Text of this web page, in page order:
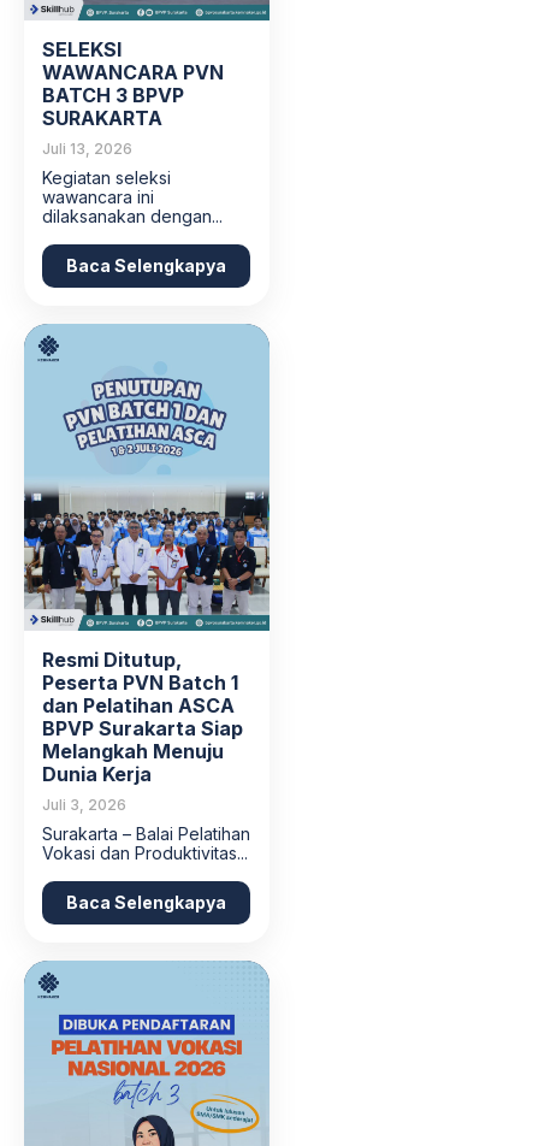
SELEKSI
WAWANCARA PVN
BATCH 3 BPVP
SURAKARTA
Juli 13, 2026
Kegiatan seleksi
wawancara ini
dilaksanakan dengan...
Baca Selengkapya
Resmi Ditutup,
Peserta PVN Batch 1
dan Pelatihan ASCA
BPVP Surakarta Siap
Melangkah Menuju
Dunia Kerja
Juli 3, 2026
Surakarta – Balai Pelatihan
Vokasi dan Produktivitas...
Baca Selengkapya